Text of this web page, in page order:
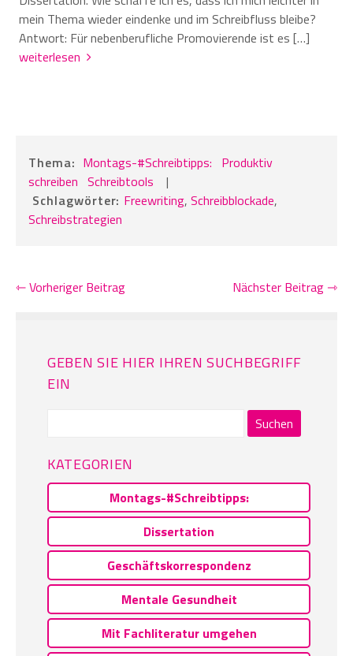
mein Thema wieder eindenke und im Schreibfluss bleibe?
Antwort: Für nebenberufliche Promovierende ist es […]
weiterlesen
Thema: Montags-#Schreibtipps: Produktiv
schreiben Schreibtools
|
Schlagwörter: Freewriting,Schreibblockade,
Schreibstrategien
⇽ Vorheriger Beitrag Nächster Beitrag ⇾
GEBEN SIE HIER IHREN SUCHBEGRIFF
EIN
KATEGORIEN
Montags-#Schreibtipps:
Dissertation
Geschäftskorrespondenz
Mentale Gesundheit
Mit Fachliteratur umgehen